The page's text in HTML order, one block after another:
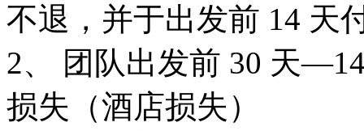
不退，并于出发前 14 天
2、 团队出发前 30 天
损失（酒店损失）